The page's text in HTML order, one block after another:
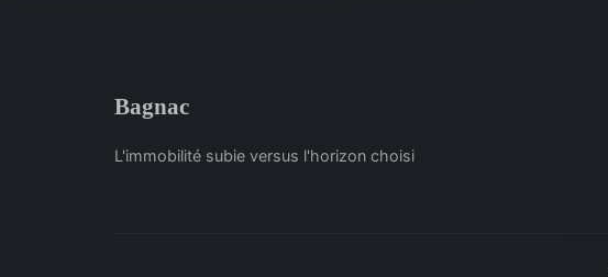
Bagnac
L'immobilité subie versus l'horizon choisi